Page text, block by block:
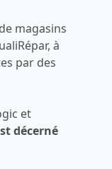
magasins
à
par des
et
décerné